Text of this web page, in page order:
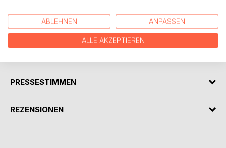
Überraschungen, mit denen zunächst keiner rechnet und
so gibt es immer auch etwas zu lachen.
PRESSESTIMMEN
REZENSIONEN
ABLEHNEN ANPASSEN
ALLE AKZEPTIEREN